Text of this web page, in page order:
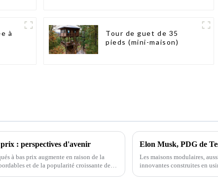
à
Tour de guet de 35
pieds (mini-maison)
: perspectives d'avenir
à bas prix augmente en raison de la
et de la popularité croissante des
Les maisons modulaires,
innovantes construites en